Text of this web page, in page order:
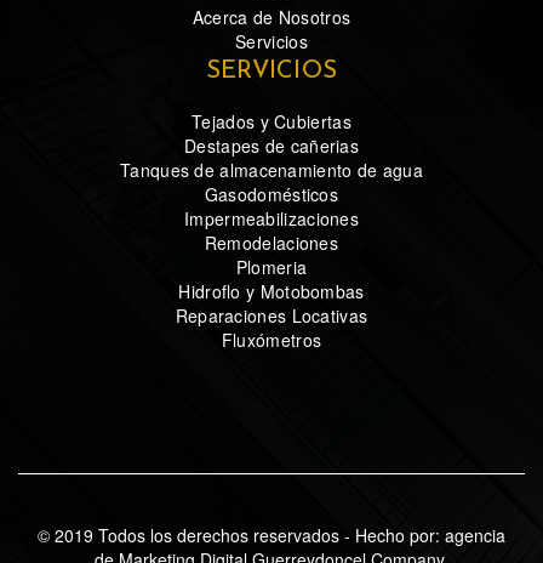
Acerca de Nosotros
Servicios
SERVICIOS
Tejados y Cubiertas
Destapes de cañerias
Tanques de almacenamiento de agua
Gasodomésticos
Impermeabilizaciones
Remodelaciones
Plomeria
Hidroflo y Motobombas
Reparaciones Locativas
Fluxómetros
© 2019 Todos los derechos reservados - Hecho por: agencia